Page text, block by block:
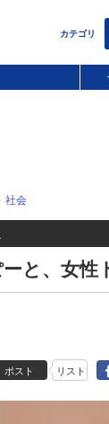
社会
と、女性
ポスト リスト